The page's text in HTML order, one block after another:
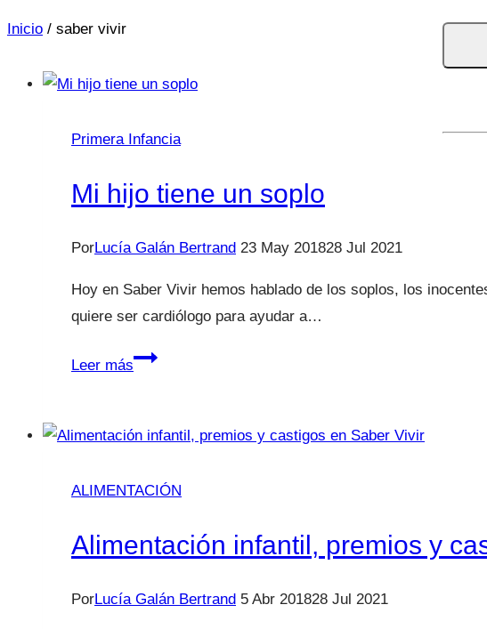
Inicio / saber vivir
Primera Infancia
Mi hijo tiene un soplo
PorLucía Galán Bertrand 23 May 201828 Jul 2021
Hoy en Saber Vivir hemos hablado de los soplos, los
quiere ser cardiólogo para ayudar a…
Leer másMi
un
ALIMENTACIÓN
Alimentación infantil, premios y
PorLucía Galán Bertrand 5 Abr 201828 Jul 2021